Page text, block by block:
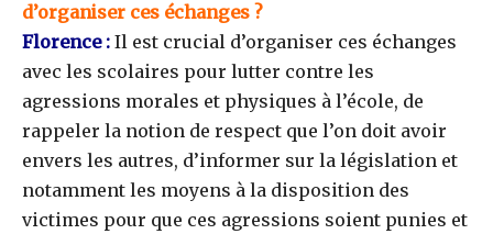
d’organiser ces échanges ?
Florence : Il est crucial d’organiser ces échanges
avec les scolaires pour lutter contre les
agressions morales et physiques à l’école, de
rappeler la notion de respect que l’on doit avoir
envers les autres, d’informer sur la législation et
notamment les moyens à la disposition des
victimes pour que ces agressions soient punies et